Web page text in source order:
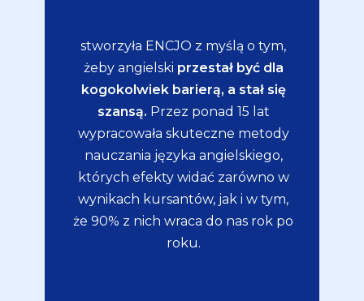
stworzyła ENCJO z myślą o tym,
żeby angielski przestał być dla
kogokolwiek barierą, a stał się
szansą. Przez ponad 15 lat
wypracowała skuteczne metody
nauczania języka angielskiego,
których efekty widać zarówno w
wynikach kursantów, jak i w tym,
że 90% z nich wraca do nas rok po
roku.